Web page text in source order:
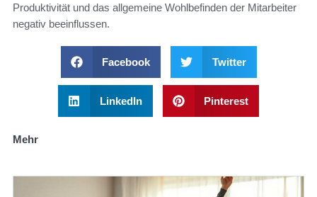
Produktivität und das allgemeine Wohlbefinden der Mitarbeiter
negativ beeinflussen.
Facebook Twitter
LinkedIn Pinterest
Mehr